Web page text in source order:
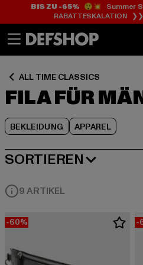
BIS ZU -65%😲💥 Summer
RABATTESKALATION ❯❯
ALL TIME CLASSICS
FILA FÜR
BEKLEIDUNG APPAREL
SORTIEREN
BELIEBTESTE
9 ARTIKEL
-60% -